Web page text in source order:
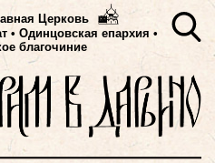
Церковь
• Одинцовская епархия •
благочиние